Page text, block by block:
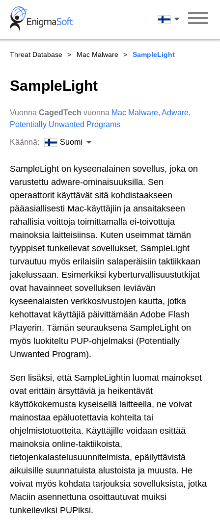
Skip
content
Suomi
Threat Database Mac Malware SampleLight
SampleLight
Vuonna CagedTech vuonna Mac Malware, Adware,
Potentially Unwanted Programs
Käännä: Suomi
SampleLight on kyseenalainen sovellus, joka on
varustettu adware-ominaisuuksilla. Sen
operaattorit käyttävät sitä kohdistaakseen
pääasiallisesti Mac-käyttäjiin ja ansaitakseen
rahallisia voittoja toimittamalla ei-toivottuja
mainoksia laitteisiinsa. Kuten useimmat tämän
tyyppiset tunkeilevat sovellukset, SampleLight
turvautuu myös erilaisiin salaperäisiin taktiikkaan
jakelussaan. Esimerkiksi kyberturvallisuustutkijat
ovat havainneet sovelluksen leviävän
kyseenalaisten verkkosivustojen kautta, jotka
kehottavat käyttäjiä päivittämään Adobe Flash
Playerin. Tämän seurauksena SampleLight on
myös luokiteltu PUP-ohjelmaksi (Potentially
Unwanted Program).
Sen lisäksi, että SampleLightin luomat mainokset
ovat erittäin ärsyttäviä ja heikentävät
käyttökokemusta kyseisellä laitteella, ne voivat
mainostaa epäluotettavia kohteita tai
ohjelmistotuotteita. Käyttäjille voidaan esittää
mainoksia online-taktiikoista,
tietojenkalastelusuunnitelmista, epäilyttävistä
aikuisille suunnatuista alustoista ja muusta. He
voivat myös kohdata tarjouksia sovelluksista, jotka
Maciin asennettuna osoittautuvat muiksi
tunkeileviksi PUPiksi.